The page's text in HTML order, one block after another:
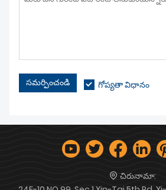
సమర్పించండి గోప్యతా విధానం
చిరునామా: